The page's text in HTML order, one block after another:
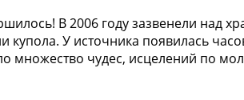
В 2006 году зазвенели над
купола. У источника появилась
множество чудес, исцелений по